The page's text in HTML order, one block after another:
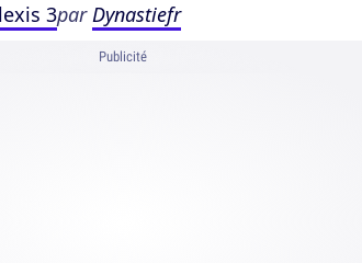
3parDynastiefr
Publicité